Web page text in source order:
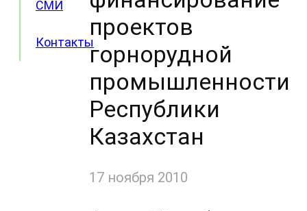
СМИ
Контакты
проектов
горнорудной
промышленности
Республики
Казахстан
17 ноября 2010